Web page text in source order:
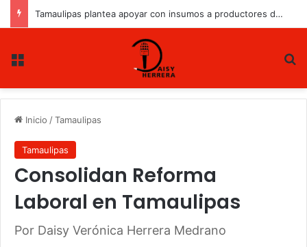
Tamaulipas plantea apoyar con insumos a productores de sorgo y maíz
Inicio /Tamaulipas
Tamaulipas
Consolidan Reforma
Laboral en Tamaulipas
Por Daisy Verónica Herrera Medrano